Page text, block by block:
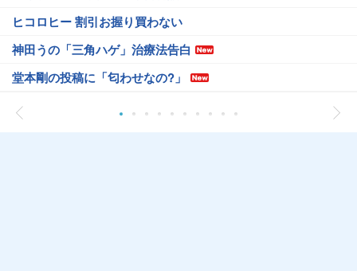
ヒコロヒー 割引お握り買わない
神田うの「三角ハゲ」治療法告白
堂本剛の投稿に「匂わせなの?」